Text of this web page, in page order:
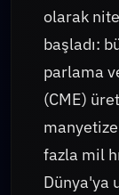
olarak
başladı:
parlama
(CME)
fazla mil
Dünya'ya